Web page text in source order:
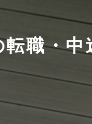
職・中